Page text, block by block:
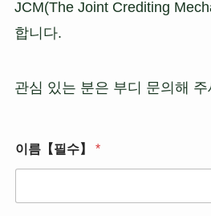
JCM(The Joint Crediting
합니다.
관심 있는 분은 부디 문의해 주
이름【필수】 *